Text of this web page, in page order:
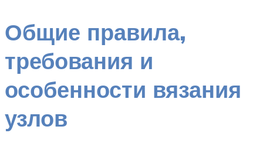
Общие правила,
требования и
особенности вязания
узлов